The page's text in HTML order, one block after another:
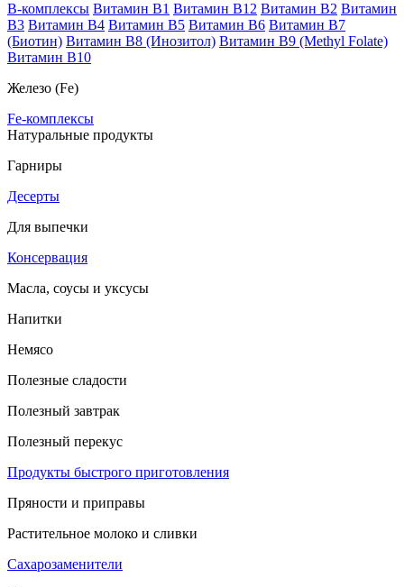
B-комплексы Витамин B1 Витамин B12 Витамин B2 Витамин
B3 Витамин B4 Витамин B5 Витамин B6 Витамин B7
(Биотин) Витамин B8 (Инозитол) Витамин B9 (Methyl Folate)
Витамин В10
Железо (Fe)
Fe-комплексы
Натуральные продукты
Гарниры
Десерты
Для выпечки
Консервация
Масла, соусы и уксусы
Напитки
Немясо
Полезные сладости
Полезный завтрак
Полезный перекус
Продукты быстрого приготовления
Пряности и приправы
Растительное молоко и сливки
Сахарозаменители